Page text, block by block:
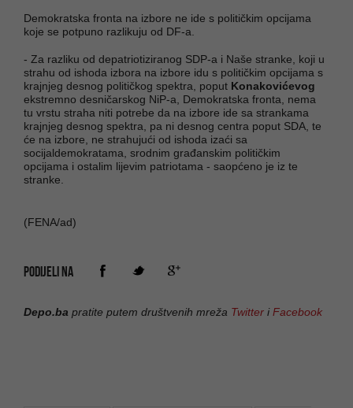
Demokratska fronta na izbore ne ide s političkim opcijama
koje se potpuno razlikuju od DF-a.
- Za razliku od depatriotiziranog SDP-a i Naše stranke, koji u
strahu od ishoda izbora na izbore idu s političkim opcijama s
krajnjeg desnog političkog spektra, poput Konakovićevog
ekstremno desničarskog NiP-a, Demokratska fronta, nema
tu vrstu straha niti potrebe da na izbore ide sa strankama
krajnjeg desnog spektra, pa ni desnog centra poput SDA, te
će na izbore, ne strahujući od ishoda izaći sa
socijaldemokratama, srodnim građanskim političkim
opcijama i ostalim lijevim patriotama - saopćeno je iz te
stranke.
(FENA/ad)
PODIJELI NA
Depo.ba pratite putem društvenih mreža Twitter iFacebook